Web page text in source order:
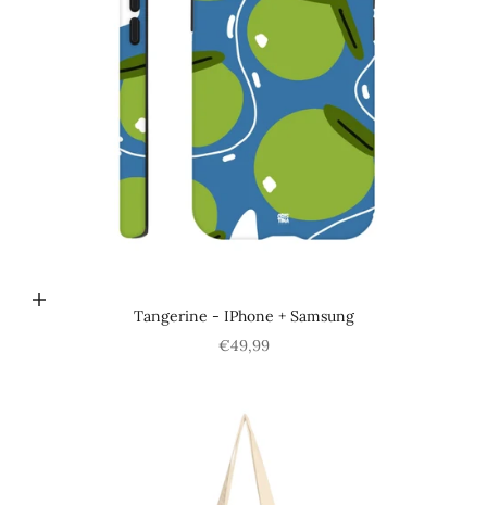
Choisir les options
Tangerine - IPhone + Samsung
Prix de vente
€49,99